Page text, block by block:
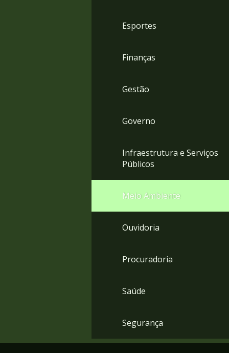
Esportes
Finanças
Gestão
Governo
Infraestrutura e Serviços
Públicos
Meio Ambiente
Ouvidoria
Procuradoria
Saúde
Segurança